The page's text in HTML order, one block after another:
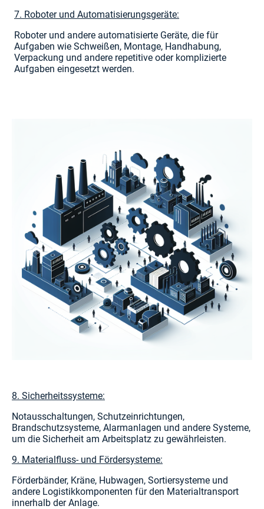
7. Roboter und Automatisierungsgeräte:
Roboter und andere automatisierte Geräte, die für
Aufgaben wie Schweißen, Montage, Handhabung,
Verpackung und andere repetitive oder komplizierte
Aufgaben eingesetzt werden.
8. Sicherheitssysteme:
Notausschaltungen, Schutzeinrichtungen,
Brandschutzsysteme, Alarmanlagen und andere Systeme,
um die Sicherheit am Arbeitsplatz zu gewährleisten.
9. Materialfluss- und Fördersysteme:
Förderbänder, Kräne, Hubwagen, Sortiersysteme und
andere Logistikkomponenten für den Materialtransport
innerhalb der Anlage.